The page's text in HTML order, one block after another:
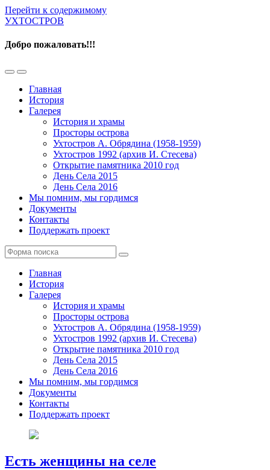
Перейти к содержимому
УХТОСТРОВ
Добро пожаловать!!!
Переключить
мобильное
меню
Переключить
поле
поиска
Главная
История
Галерея
История и храмы
Просторы острова
Ухтостров А. Обрядина (1958-1959)
Ухтостров 1992 (архив И. Стесева)
Открытие памятника 2010 год
День Села 2015
День Села 2016
Мы помним, мы гордимся
Документы
Контакты
Поддержать проект
Поиск
Главная
История
Галерея
История и храмы
Просторы острова
Ухтостров А. Обрядина (1958-1959)
Ухтостров 1992 (архив И. Стесева)
Открытие памятника 2010 год
День Села 2015
День Села 2016
Мы помним, мы гордимся
Документы
Контакты
Поддержать проект
Есть женщины на селе